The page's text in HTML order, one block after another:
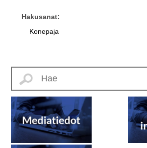
Hakusanat:
Konepaja